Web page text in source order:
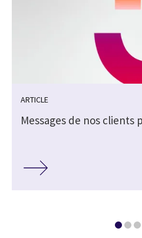
ARTICLE
Messages de nos clients